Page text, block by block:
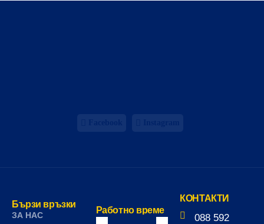
Бързи връзки
ЗА НАС Работно време
КОНТАКТИ
088 592